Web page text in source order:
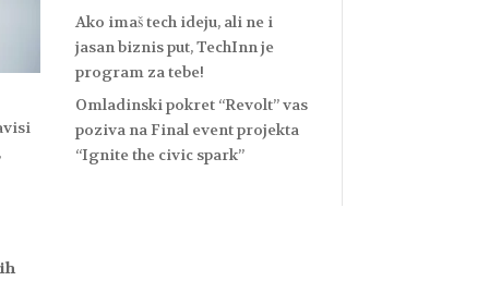
Ako imaš tech ideju, ali ne i
jasan biznis put, TechInn je
program za tebe!
Omladinski pokret “Revolt” vas
poziva na Final event projekta
“Ignite the civic spark”